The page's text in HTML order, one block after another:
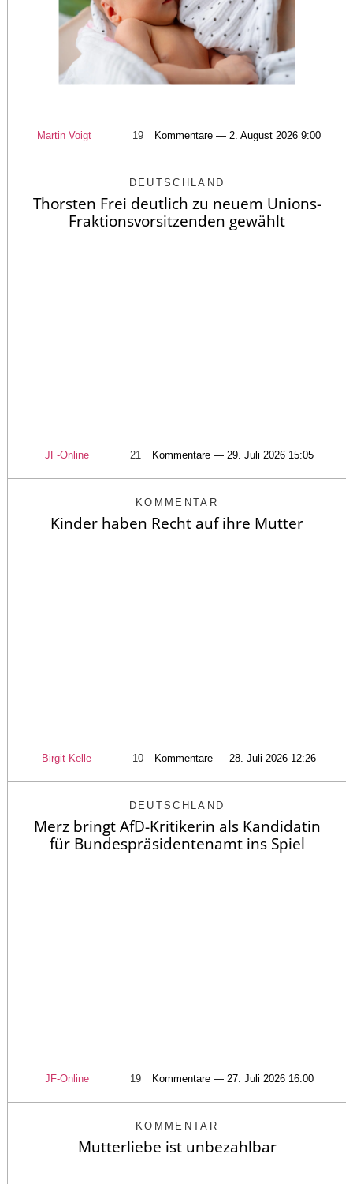
Martin Voigt 19 Kommentare — 2. August 2026 9:00
DEUTSCHLAND
Thorsten Frei deutlich zu neuem Unions-
Fraktionsvorsitzenden gewählt
JF-Online 21 Kommentare — 29. Juli 2026 15:05
KOMMENTAR
Kinder haben Recht auf ihre Mutter
Birgit Kelle 10 Kommentare — 28. Juli 2026 12:26
DEUTSCHLAND
Merz bringt AfD-Kritikerin als Kandidatin
für Bundespräsidentenamt ins Spiel
JF-Online 19 Kommentare — 27. Juli 2026 16:00
KOMMENTAR
Mutterliebe ist unbezahlbar